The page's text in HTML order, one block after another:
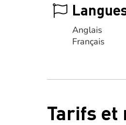
Anglais
Français
Tarifs et